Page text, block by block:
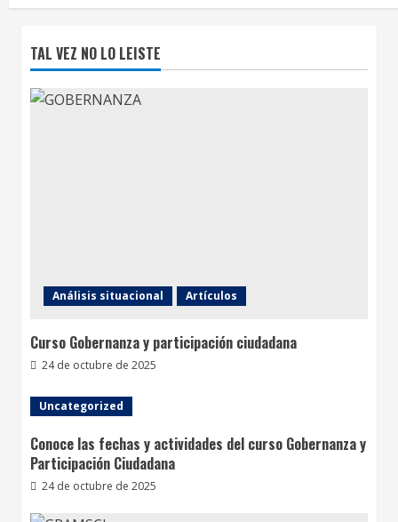
TAL VEZ NO LO LEISTE
Análisis situacional Artículos
Curso Gobernanza y participación ciudadana
24 de octubre de 2025
Uncategorized
Conoce las fechas y actividades del curso Gobernanza y
Participación Ciudadana
24 de octubre de 2025